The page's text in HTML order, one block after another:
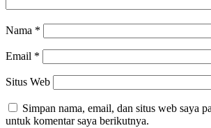
Nama *
Email *
Situs Web
Simpan nama, email, dan situs web saya
untuk komentar saya berikutnya.